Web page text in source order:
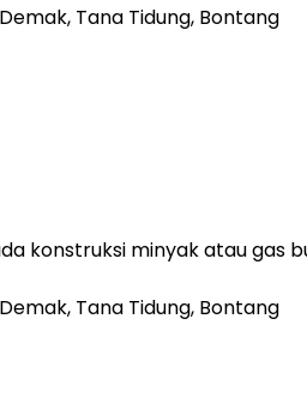
Tana Tidung, Bontang
konstruksi minyak atau gas
Tana Tidung, Bontang